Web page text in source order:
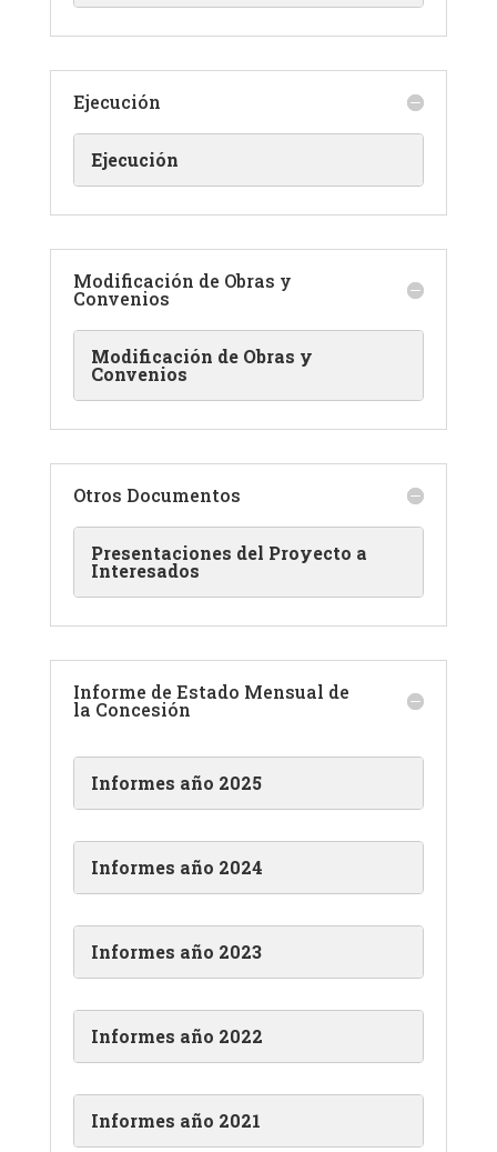
Ejecución
Ejecución
Modificación de Obras y
Convenios
Modificación de Obras y
Convenios
Otros Documentos
Presentaciones del Proyecto a
Interesados
Informe de Estado Mensual de
la Concesión
Informes año 2025
Informes año 2024
Informes año 2023
Informes año 2022
Informes año 2021